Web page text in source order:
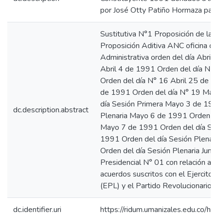
por José Otty Patiño Hormaza
dc.description.abstract
Sustitutiva N°1 Proposición de la
Proposición Aditiva ANC oficina
Administrativa orden del día Abril
Abril 4 de 1991 Orden del día N|
Orden del día N° 16 Abril 25 de
de 1991 Orden del día N° 19
día Sesión Primera Mayo 3 de
Plenaria Mayo 6 de 1991 Orden
Mayo 7 de 1991 Orden del día
1991 Orden del día Sesión
Orden del día Sesión Plenaria
Presidencial N° 01 con relación al
acuerdos suscritos con el Ejercito
(EPL) y el Partido Revolucionario
dc.identifier.uri https://ridum.umanizales.edu.co/